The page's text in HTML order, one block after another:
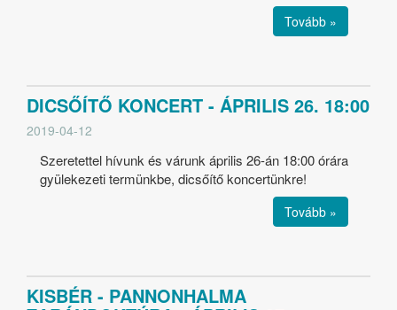
Tovább »
DICSŐÍTŐ KONCERT - ÁPRILIS 26. 18:00
2019-04-12
Szeretettel hívunk és várunk április 26-án 18:00 órára
gyülekezeti termünkbe, dicsőítő koncertünkre!
Tovább »
KISBÉR - PANNONHALMA